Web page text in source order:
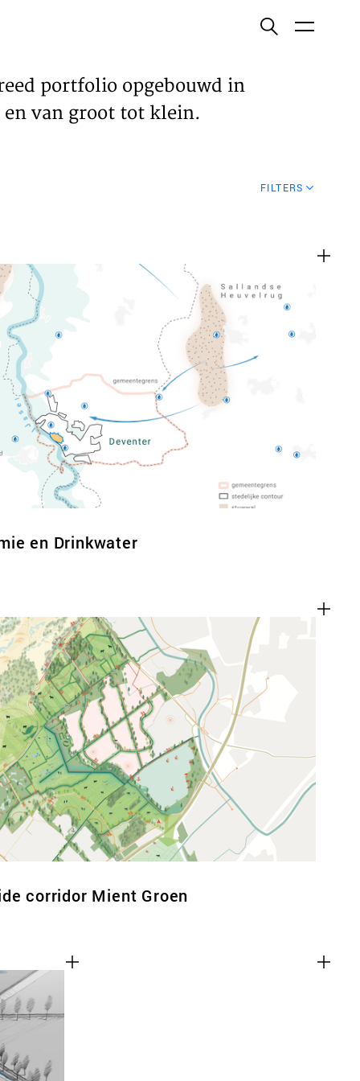
portfolio opgebouwd in
van groot tot klein.
FILTERS
en Drinkwater
corridor Mient Groen